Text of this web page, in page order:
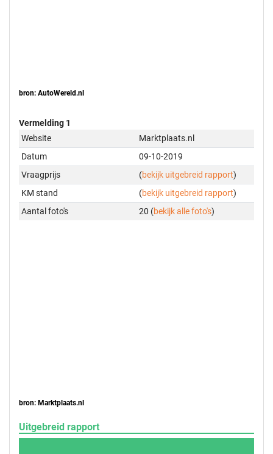
bron: AutoWereld.nl
Vermelding 1
Website
Marktplaats.nl
Datum
09-10-2019
Vraagprijs
(bekijk uitgebreid rapport)
KM stand
(bekijk uitgebreid rapport)
Aantal foto's
20 (bekijk alle foto's)
bron: Marktplaats.nl
Uitgebreid rapport